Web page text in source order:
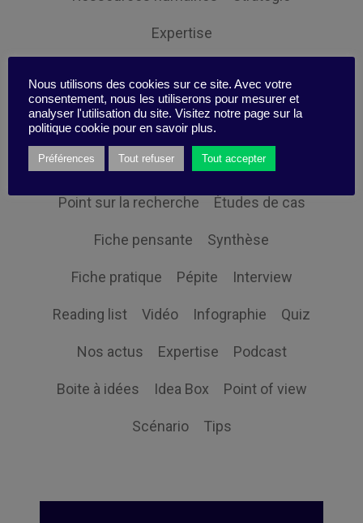
Expertise
Themes
Point sur la recherche Études de cas
Fiche pensante Synthèse
Fiche pratique Pépite Interview
Reading list Vidéo Infographie Quiz
Nos actus Expertise Podcast
Boite à idées Idea Box Point of view
Scénario Tips
Nous utilisons des cookies sur ce site. Avec votre
consentement, nous les utiliserons pour mesurer et
analyser l'utilisation du site. Visitez notre page sur la
politique cookie pour en savoir plus.
Préférences Tout refuser Tout accepter